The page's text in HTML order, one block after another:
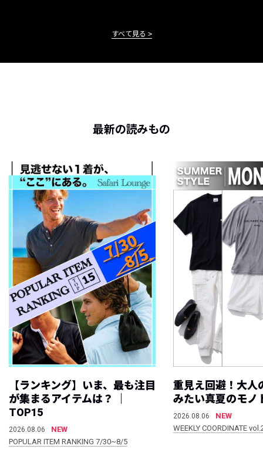
すべて見る
最新の読みもの
【ランキング】いま、最も注目
が集まるアイテムは？ ｜
TOP15
2026.08.06
NEW
POPULAR ITEM RANKING 7/30~8/5
重見え回避！大人
みたい真夏のモノ
2026.08.06
NEW
WEEKLY COORDINATE